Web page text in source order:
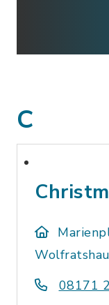
C
08171